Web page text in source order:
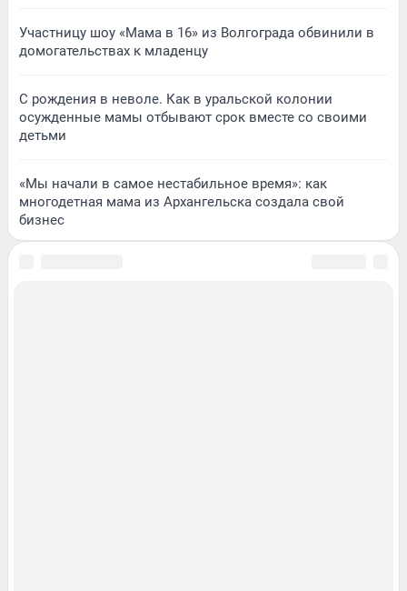
Участницу шоу «Мама в 16» из Волгограда обвинили в
домогательствах к младенцу
С рождения в неволе. Как в уральской колонии
осужденные мамы отбывают срок вместе со своими
детьми
«Мы начали в самое нестабильное время»: как
многодетная мама из Архангельска создала свой
бизнес